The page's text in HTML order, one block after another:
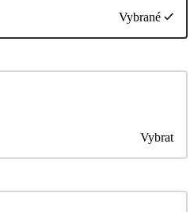
Vybrané
Vybrat